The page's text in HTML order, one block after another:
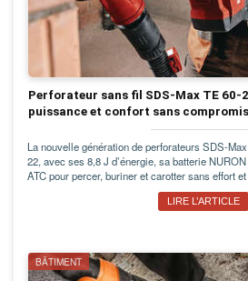
Perforateur sans fil SDS-Max TE 60-
puissance et confort sans compromis
La nouvelle génération de perforateurs SDS-
22, avec ses 8,8 J d’énergie, sa batterie
ATC pour percer, buriner et carotter sans effort
LIRE L’ARTICLE
BÂTIMENT